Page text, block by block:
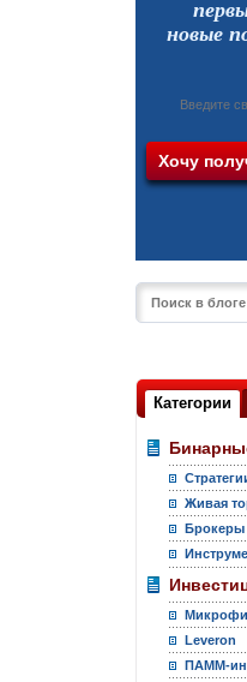
новые
Категории
Живая
Брокеры
Leveron
ПАММ-